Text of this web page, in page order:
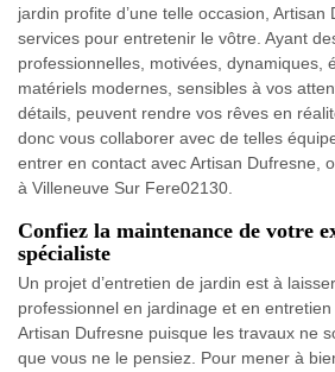
jardin profite d’une telle occasion,
services pour entretenir le vôtre. Ayant
professionnelles, motivées, dynamiques,
matériels modernes, sensibles à vos
détails, peuvent rendre vos rêves en
donc vous collaborer avec de telles
entrer en contact avec Artisan Dufresne,
à Villeneuve Sur Fere02130.
Confiez la maintenance de votre
spécialiste
Un projet d’entretien de jardin est à
professionnel en jardinage et en entretien
Artisan Dufresne puisque les travaux ne
que vous ne le pensiez. Pour mener à